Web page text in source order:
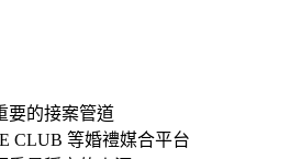
要的接案管道
CLUB 等婚禮媒合平台